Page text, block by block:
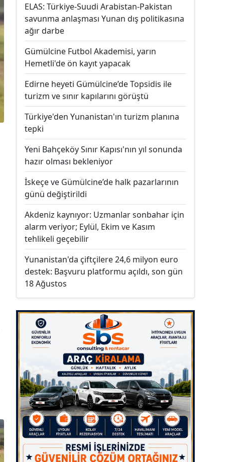
ELAS: Türkiye-Suudi Arabistan-Pakistan
savunma anlaşması Yunan dış politikasına
ağır darbe
Gümülcine Futbol Akademisi, yarın
Hemetli'de ön kayıt yapacak
Edirne heyeti Gümülcine’de Topsidis ile
turizm ve sınır kapılarını görüştü
Türkiye'den Yunanistan'ın turizm planına
tepki
Yeni Bahçeköy Sınır Kapısı'nın yıl sonunda
hazır olması bekleniyor
İskeçe ve Gümülcine’de halk pazarlarının
günü değiştirildi
Akdeniz kaynıyor: Uzmanlar sonbahar için
alarm veriyor; Eylül, Ekim ve Kasım
tehlikeli geçebilir
Yunanistan'da çiftçilere 24,6 milyon euro
destek: Başvuru platformu açıldı, son gün
18 Ağustos